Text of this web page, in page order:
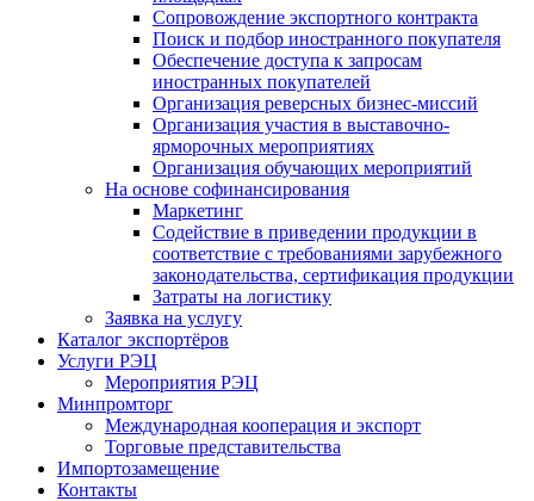
Сопровождение экспортного контракта
Поиск и подбор иностранного покупателя
Обеспечение доступа к запросам
иностранных покупателей
Организация реверсных бизнес-миссий
Организация участия в выставочно-
ярморочных мероприятиях
Организация обучающих мероприятий
На основе софинансирования
Маркетинг
Содействие в приведении продукции в
соответствие с требованиями зарубежного
законодательства, сертификация продукции
Затраты на логистику
Заявка на услугу
Каталог экспортёров
Услуги РЭЦ
Мероприятия РЭЦ
Минпромторг
Международная кооперация и экспорт
Торговые представительства
Импортозамещение
Контакты